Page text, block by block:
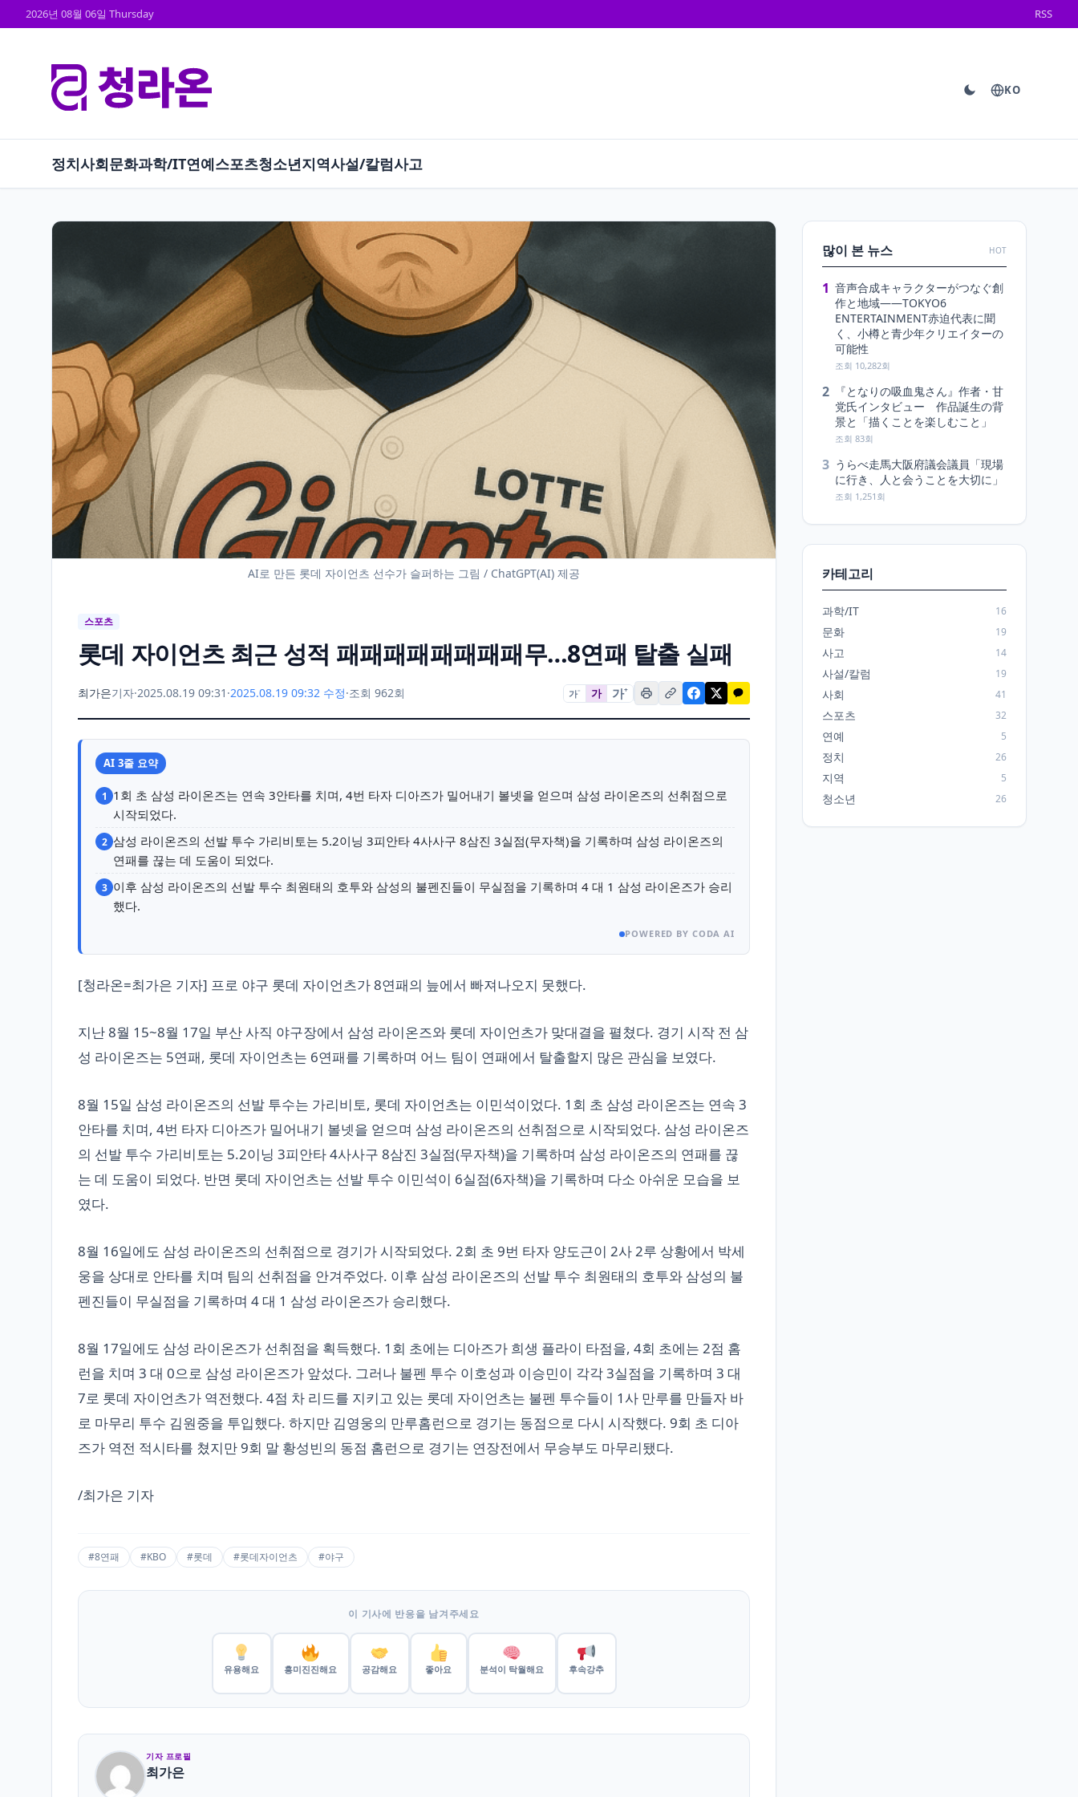
2026년 08월 06일 Thursday RSS
KO
정치사회문화과학/IT연예스포츠청소년지역사설/칼럼사고
AI로 만든 롯데 자이언츠 선수가 슬퍼하는 그림 / ChatGPT(AI) 제공
스포츠
롯데 자이언츠 최근 성적 패패패패패패패패무…8연패 탈출 실패
최가은기자·2025.08.19 09:31 ·2025.08.19 09:32 수정·조회 962회 가− 가 가+
AI 3줄 요약
1 1회 초 삼성 라이온즈는 연속 3안타를 치며, 4번 타자 디아즈가 밀어내기 볼넷을 얻으며 삼성 라이온즈의 선취점으로
시작되었다.
2 삼성 라이온즈의 선발 투수 가리비토는 5.2이닝 3피안타 4사사구 8삼진 3실점(무자책)을 기록하며 삼성 라이온즈의
연패를 끊는 데 도움이 되었다.
3 이후 삼성 라이온즈의 선발 투수 최원태의 호투와 삼성의 불펜진들이 무실점을 기록하며 4 대 1 삼성 라이온즈가 승리
했다.
POWERED BY CODA AI
[청라온=최가은 기자] 프로 야구 롯데 자이언츠가 8연패의 늪에서 빠져나오지 못했다.
지난 8월 15~8월 17일 부산 사직 야구장에서 삼성 라이온즈와 롯데 자이언츠가 맞대결을 펼쳤다. 경기 시작 전 삼
성 라이온즈는 5연패, 롯데 자이언츠는 6연패를 기록하며 어느 팀이 연패에서 탈출할지 많은 관심을 보였다.
8월 15일 삼성 라이온즈의 선발 투수는 가리비토, 롯데 자이언츠는 이민석이었다. 1회 초 삼성 라이온즈는 연속 3
안타를 치며, 4번 타자 디아즈가 밀어내기 볼넷을 얻으며 삼성 라이온즈의 선취점으로 시작되었다. 삼성 라이온즈
의 선발 투수 가리비토는 5.2이닝 3피안타 4사사구 8삼진 3실점(무자책)을 기록하며 삼성 라이온즈의 연패를 끊
는 데 도움이 되었다. 반면 롯데 자이언츠는 선발 투수 이민석이 6실점(6자책)을 기록하며 다소 아쉬운 모습을 보
였다.
8월 16일에도 삼성 라이온즈의 선취점으로 경기가 시작되었다. 2회 초 9번 타자 양도근이 2사 2루 상황에서 박세
웅을 상대로 안타를 치며 팀의 선취점을 안겨주었다. 이후 삼성 라이온즈의 선발 투수 최원태의 호투와 삼성의 불
펜진들이 무실점을 기록하며 4 대 1 삼성 라이온즈가 승리했다.
8월 17일에도 삼성 라이온즈가 선취점을 획득했다. 1회 초에는 디아즈가 희생 플라이 타점을, 4회 초에는 2점 홈
런을 치며 3 대 0으로 삼성 라이온즈가 앞섰다. 그러나 불펜 투수 이호성과 이승민이 각각 3실점을 기록하며 3 대
7로 롯데 자이언츠가 역전했다. 4점 차 리드를 지키고 있는 롯데 자이언츠는 불펜 투수들이 1사 만루를 만들자 바
로 마무리 투수 김원중을 투입했다. 하지만 김영웅의 만루홈런으로 경기는 동점으로 다시 시작했다. 9회 초 디아
즈가 역전 적시타를 쳤지만 9회 말 황성빈의 동점 홈런으로 경기는 연장전에서 무승부도 마무리됐다.
/최가은 기자
#8연패 #KBO #롯데 #롯데자이언츠 #야구
이 기사에 반응을 남겨주세요
유용해요 흥미진진해요 공감해요 좋아요 분석이 탁월해요 후속강추
기자 프로필
최가은
많이 본 뉴스 HOT
1 音声合成キャラクターがつなぐ創
作と地域――TOKYO6
ENTERTAINMENT赤迫代表に聞
く、小樽と青少年クリエイターの
可能性
조회 10,282회
2
『となりの吸血鬼さん』作者・甘
党氏インタビュー 作品誕生の背
景と「描くことを楽しむこと」
조회 83회
3 うらべ走馬大阪府議会議員「現場
に行き、人と会うことを大切に」
조회 1,251회
카테고리
과학/IT 16
문화 19
사고 14
사설/칼럼 19
사회 41
스포츠 32
연예 5
정치 26
지역 5
청소년 26